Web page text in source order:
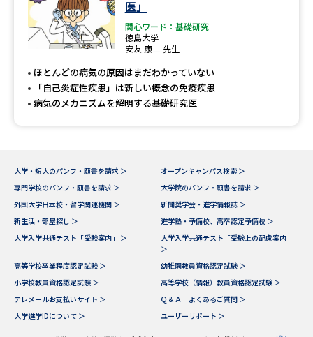
医」
関心ワード：基礎研究
徳島大学
安友 康二 先生
ほとんどの病気の原因はまだわかっていない
「自己炎症性疾患」は新しい概念の免疫疾患
病気のメカニズムを解明する基礎研究医
大学・短大のパンフ・願書を請求 ＞
オープンキャンパス検索 ＞
専門学校のパンフ・願書を請求 ＞
大学院のパンフ・願書を請求 ＞
外国大学日本校・留学関連機関 ＞
新聞奨学会・進学情報誌 ＞
新生活・部屋探し ＞
進学塾・予備校、高卒認定予備校 ＞
大学入学共通テスト「受験案内」 ＞
大学入学共通テスト「受験上の配慮案内」
＞
高等学校卒業程度認定試験 ＞
幼稚園教員資格認定試験 ＞
小学校教員資格認定試験 ＞
高等学校（情報）教員資格認定試験 ＞
テレメールお支払いサイト ＞
Ｑ＆Ａ よくあるご質問 ＞
大学進学IDについて ＞
ユーザーサポート ＞